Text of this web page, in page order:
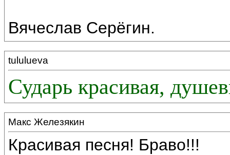
Вячеслав Серёгин.
tululueva
Сударь красивая,
Макс Железякин
Красивая песня! Браво!!!